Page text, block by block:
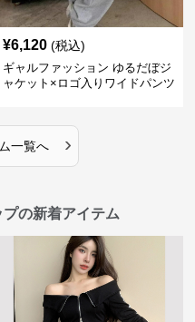
¥6,120 (税込)
ギャルファッション ゆるだぼジ
ャケット×ロゴ入りワイドパンツ
一覧へ ›
の新着アイテム